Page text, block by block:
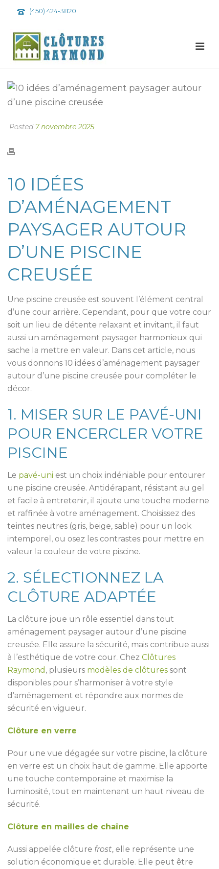
(450) 424-3820
Posted 7 novembre 2025
10 IDÉES
D’AMÉNAGEMENT
PAYSAGER AUTOUR
D’UNE PISCINE
CREUSÉE
Une piscine creusée est souvent l’élément central
d’une cour arrière. Cependant, pour que votre cour
soit un lieu de détente relaxant et invitant, il faut
aussi un aménagement paysager harmonieux qui
sache la mettre en valeur. Dans cet article, nous
vous donnons 10 idées d’aménagement paysager
autour d’une piscine creusée pour compléter le
décor.
1. MISER SUR LE PAVÉ-UNI
POUR ENCERCLER VOTRE
PISCINE
Le pavé-uni est un choix indéniable pour entourer
une piscine creusée. Antidérapant, résistant au gel
et facile à entretenir, il ajoute une touche moderne
et raffinée à votre aménagement. Choisissez des
teintes neutres (gris, beige, sable) pour un look
intemporel, ou osez les contrastes pour mettre en
valeur la couleur de votre piscine.
2. SÉLECTIONNEZ LA
CLÔTURE ADAPTÉE
La clôture joue un rôle essentiel dans tout
aménagement paysager autour d’une piscine
creusée. Elle assure la sécurité, mais contribue aussi
à l’esthétique de votre cour. Chez Clôtures
Raymond , plusieurs modèles de clôtures sont
disponibles pour s’harmoniser à votre style
d’aménagement et répondre aux normes de
sécurité en vigueur.
Clôture en verre
Pour une vue dégagée sur votre piscine, la clôture
en verre est un choix haut de gamme. Elle apporte
une touche contemporaine et maximise la
luminosité, tout en maintenant un haut niveau de
sécurité.
Clôture en mailles de chaîne
Aussi appelée clôture frost, elle représente une
solution économique et durable. Elle peut être